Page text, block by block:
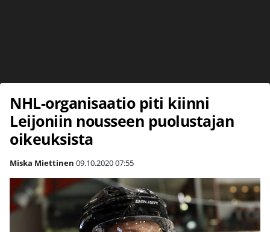
NHL-organisaatio piti kiinni
Leijoniin nousseen puolustajan
oikeuksista
Miska Miettinen 09.10.202007:55